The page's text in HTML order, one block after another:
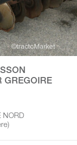
GREGOIRE
NORD